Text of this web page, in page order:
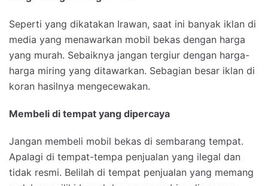
Seperti yang dikatakan Irawan, saat ini banyak iklan di
media yang menawarkan mobil bekas dengan harga
yang murah. Sebaiknya jangan tergiur dengan harga-
harga miring yang ditawarkan. Sebagian besar iklan di
koran hasilnya mengecewakan.
Membeli di tempat yang dipercaya
Jangan membeli mobil bekas di sembarang tempat.
Apalagi di tempat-tempa penjualan yang ilegal dan
tidak resmi. Belilah di tempat penjualan yang memang